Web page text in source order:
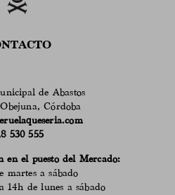
de Abastos
Córdoba
530 555
en el puesto del Mercado:
martes a sábado
14h de lunes a sábado